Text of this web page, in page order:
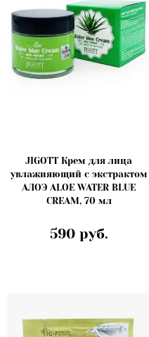
JIGOTT Крем для лица
увлажняющий с экстрактом
АЛОЭ ALOE WATER BLUE
CREAM, 70 мл
590 руб.